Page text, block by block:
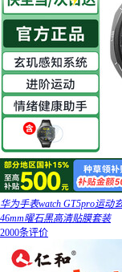
华为手表watch GT5pro运动
46mm曜石黑高清贴膜套装
2000条评价